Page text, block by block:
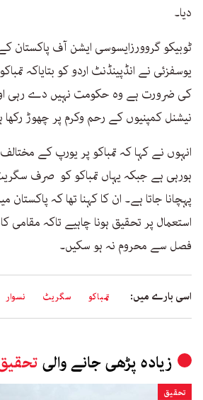
دیا۔
ٹوبیکو گروورزایسوسی ایشن آف پاکستان
یوسفزئی نے انڈپینڈنٹ اردو کو بتایاکہ
کی ضرورت ہے وہ حکومت نہیں دے رہی
نیشنل کمپنیوں کے رحم وکرم پر چھوڑ رکھا
انہوں نے کہا کہ تمباکو پر یورپ کے
ہورہی ہے جبکہ یہاں تمباکو کو صرف
پہچانا جاتا ہے۔ ان کا کہنا تھا کہ
استعمال پر تحقیق ہونا چاہیے تاکہ مقامی
فصل سے محروم نہ ہو سکیں۔
اسی بارے میں: تمباکو سگریٹ نسوار
زیادہ پڑھی جانے والی
تحقیق